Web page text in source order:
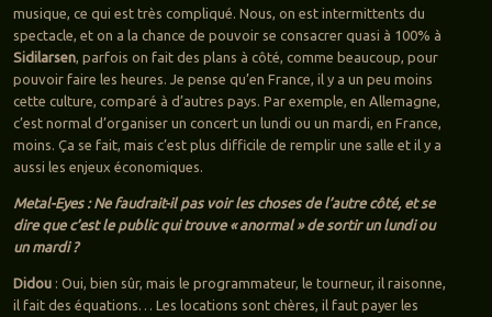
musique, ce qui est très compliqué. Nous, on est intermittents du
spectacle, et on a la chance de pouvoir se consacrer quasi à 100% à
Sidilarsen, parfois on fait des plans à côté, comme beaucoup, pour
pouvoir faire les heures. Je pense qu’en France, il y a un peu moins
cette culture, comparé à d’autres pays. Par exemple, en Allemagne,
c’est normal d’organiser un concert un lundi ou un mardi, en France,
moins. Ça se fait, mais c’est plus difficile de remplir une salle et il y a
aussi les enjeux économiques.
Metal-Eyes : Ne faudrait-il pas voir les choses de l’autre côté, et se
dire que c’est le public qui trouve « anormal » de sortir un lundi ou
un mardi ?
Didou : Oui, bien sûr, mais le programmateur, le tourneur, il raisonne,
il fait des équations… Les locations sont chères, il faut payer les